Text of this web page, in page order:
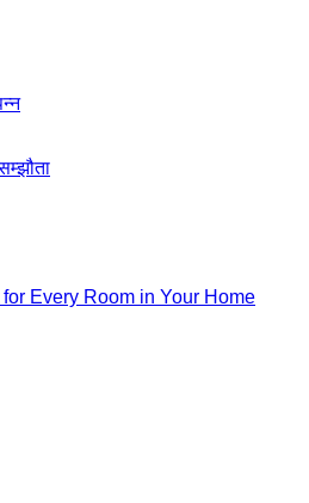
Every Room in Your Home